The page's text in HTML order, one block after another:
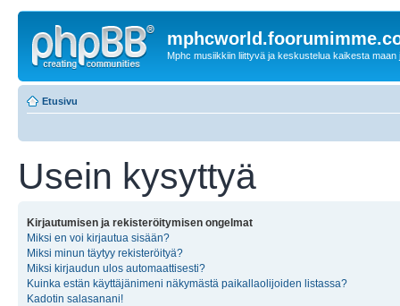
Mphc musiikkiin liittyvä ja keskustelua kaikesta maan
Etusivu
Usein kysyttyä
Kirjautumisen ja rekisteröitymisen ongelmat
Miksi en voi kirjautua sisään?
Miksi minun täytyy rekisteröityä?
Miksi kirjaudun ulos automaattisesti?
Kuinka estän käyttäjänimeni näkymästä paikallaolijoiden listassa?
Kadotin salasanani!